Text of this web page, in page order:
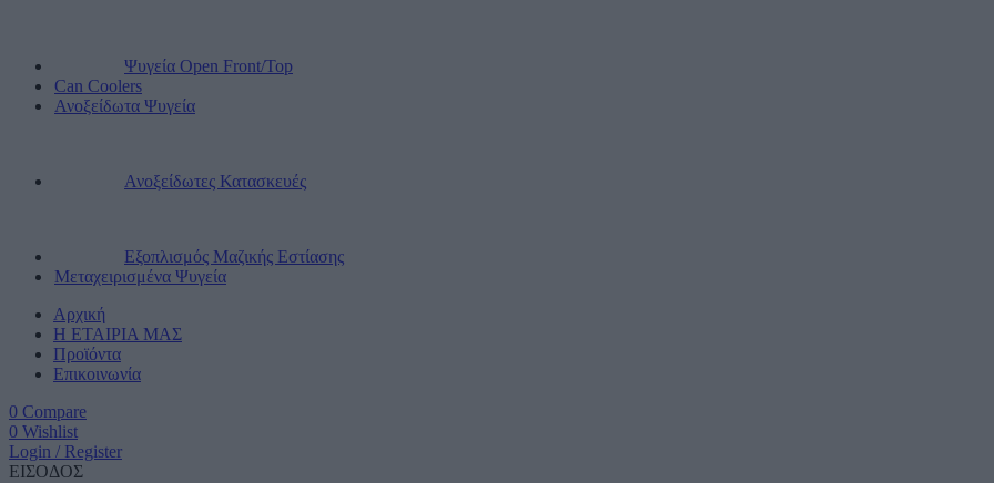
Ψυγεία Open Front/Top
Can Coolers
Ανοξείδωτα Ψυγεία
Ανοξείδωτες Κατασκευές
Εξοπλισμός Μαζικής Εστίασης
Μεταχειρισμένα Ψυγεία
Αρχική
Η ΕΤΑΙΡΙΑ ΜΑΣ
Προϊόντα
Επικοινωνία
0 Compare
0 Wishlist
Login / Register
ΕΙΣΟΔΟΣ